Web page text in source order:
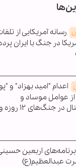
رسانه آمریکایی از
در جنگ با ایران
اعدام "امید بهزاد" و
عوامل موساد و
اربعین
عبدالعظیم(ع)